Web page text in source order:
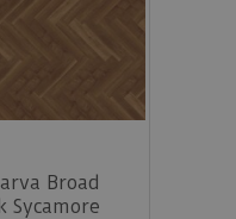
Broad
Sycamore